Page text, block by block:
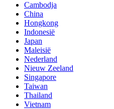
Cambodja
China
Hongkong
Indonesië
Japan
Maleisië
Nederland
Nieuw Zeeland
Singapore
Taiwan
Thailand
Vietnam